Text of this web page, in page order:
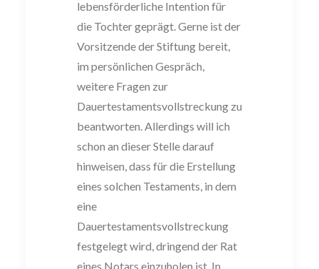
lebensförderliche Intention für
die Tochter geprägt.Gerne ist der
Vorsitzende der Stiftung bereit,
im persönlichen Gespräch,
weitere Fragen zur
Dauertestamentsvollstreckung zu
beantworten. Allerdings will ich
schon an dieser Stelle darauf
hinweisen, dass fürdie Erstellung
eines solchen Testaments, in dem
eine
Dauertestamentsvollstreckung
festgelegt wird, dringend der Rat
eines Notars einzuholen ist. In